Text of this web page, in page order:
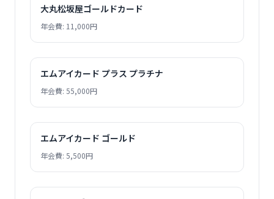
大丸松坂屋ゴールドカード
年会費: 11,000円
エムアイカード プラス プラチナ
年会費: 55,000円
エムアイカード ゴールド
年会費: 5,500円